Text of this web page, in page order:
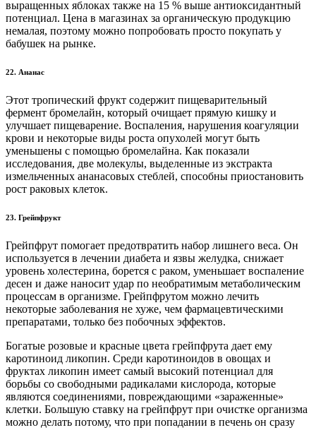
выращенных яблоках также на 15 % выше антиоксидантный
потенциал. Цена в магазинах за органическую продукцию
немалая, поэтому можно попробовать просто покупать у
бабушек на рынке.
22. Ананас
Этот тропический фрукт содержит пищеварительный
фермент бромелайн, который очищает прямую кишку и
улучшает пищеварение. Воспаления, нарушения коагуляции
крови и некоторые виды роста опухолей могут быть
уменьшены с помощью бромелайна. Как показали
исследования, две молекулы, выделенные из экстракта
измельченных ананасовых стеблей, способны приостановить
рост раковых клеток.
23. Грейпфрукт
Грейпфрут помогает предотвратить набор лишнего веса. Он
используется в лечении диабета и язвы желудка, снижает
уровень холестерина, борется с раком, уменьшает воспаление
десен и даже наносит удар по необратимым метаболическим
процессам в организме. Грейпфрутом можно лечить
некоторые заболевания не хуже, чем фармацевтическими
препаратами, только без побочных эффектов.
Богатые розовые и красные цвета грейпфрута дает ему
каротиноид ликопин. Среди каротиноидов в овощах и
фруктах ликопин имеет самый высокий потенциал для
борьбы со свободными радикалами кислорода, которые
являются соединениями, повреждающими «зараженные»
клетки. Большую ставку на грейпфрут при очистке организма
можно делать потому, что при попадании в печень он сразу